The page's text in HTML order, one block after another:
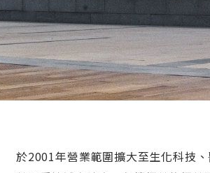
於2001年營業範圍擴大至生化科技